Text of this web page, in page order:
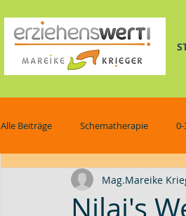
Alle Beiträge Schematherapie 0-
pferdegestützte Schematherapie
Nilai's
Mag.Mareike